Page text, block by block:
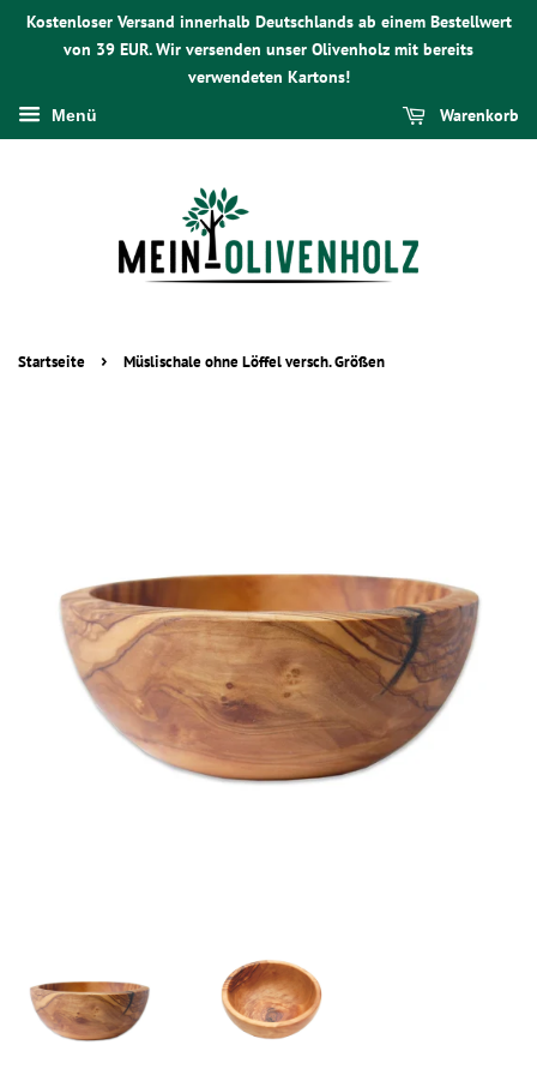
Kostenloser Versand innerhalb Deutschlands ab einem Bestellwert
von 39 EUR. Wir versenden unser Olivenholz mit bereits
verwendeten Kartons!
Menü Warenkorb
Startseite › Müslischale ohne Löffel versch. Größen